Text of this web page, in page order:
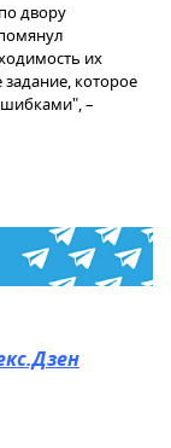
двору
их
которое
–